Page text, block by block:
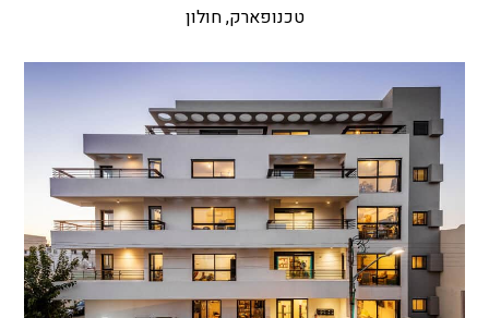
טכנופארק, חולון